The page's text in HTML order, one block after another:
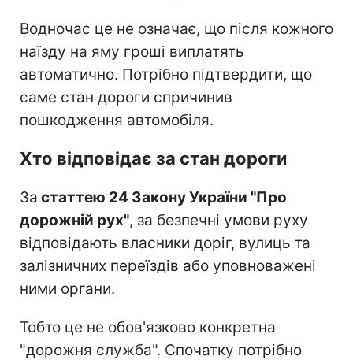
Водночас це не означає, що після кожного
наїзду на яму гроші виплатять
автоматично. Потрібно підтвердити, що
саме стан дороги спричинив
пошкодження автомобіля.
Хто відповідає за стан дороги
За статтею 24 Закону України "Про
дорожній рух", за безпечні умови руху
відповідають власники доріг, вулиць та
залізничних переїздів або уповноважені
ними органи.
Тобто це не обов'язково конкретна
"дорожня служба". Спочатку потрібно